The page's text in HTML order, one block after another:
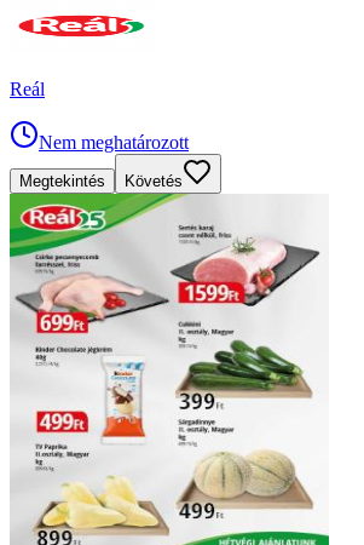
Reál
Nem meghatározott
Megtekintés Követés